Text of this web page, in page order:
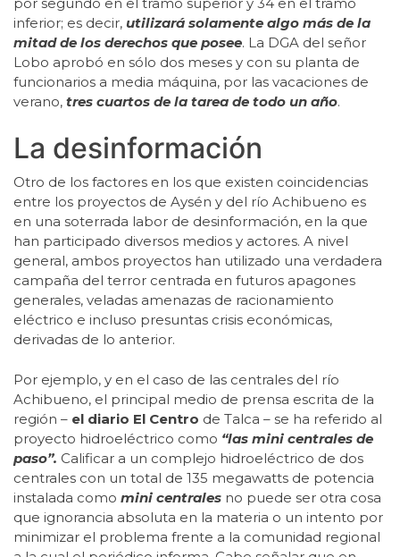
inferior; es decir, utilizará solamente algo más de la
mitad de los derechos que posee. La DGA del señor
Lobo aprobó en sólo dos meses y con su planta de
funcionarios a media máquina, por las vacaciones de
verano, tres cuartos de la tarea de todo un año.
La desinformación
Otro de los factores en los que existen coincidencias
entre los proyectos de Aysén y del río Achibueno es
en una soterrada labor de desinformación, en la que
han participado diversos medios y actores. A nivel
general, ambos proyectos han utilizado una verdadera
campaña del terror centrada en futuros apagones
generales, veladas amenazas de racionamiento
eléctrico e incluso presuntas crisis económicas,
derivadas de lo anterior.
Por ejemplo, y en el caso de las centrales del río
Achibueno, el principal medio de prensa escrita de la
región – el diario El Centro de Talca – se ha referido al
proyecto hidroeléctrico como “las mini centrales de
paso”. Calificar a un complejo hidroeléctrico de dos
centrales con un total de 135 megawatts de potencia
instalada como mini centrales no puede ser otra cosa
que ignorancia absoluta en la materia o un intento por
minimizar el problema frente a la comunidad regional